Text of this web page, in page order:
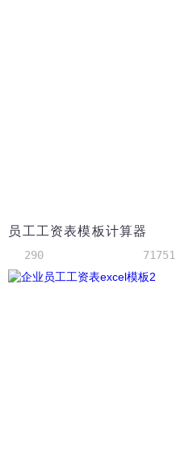
员工工资表模板计算器
290 71751